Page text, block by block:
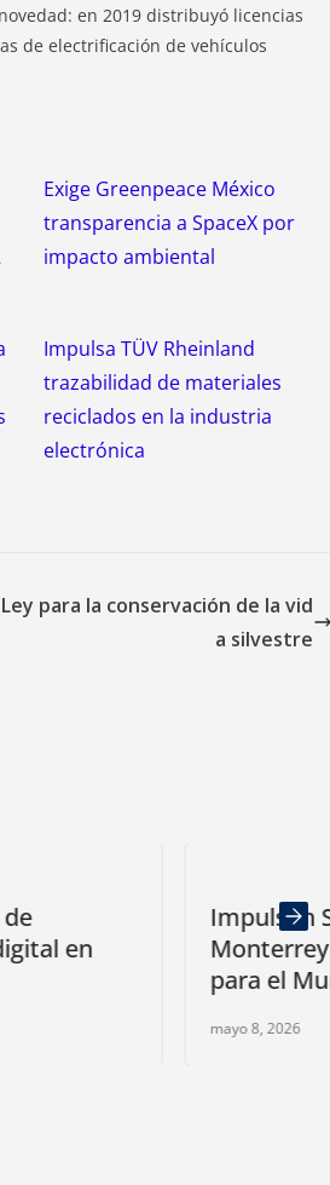
en 2019 distribuyó licencias
de electrificación de vehículos
Exige Greenpeace México
transparencia a SpaceX por
impacto ambiental
Impulsa TÜV Rheinland
trazabilidad de materiales
reciclados en la industria
electrónica
para la conservación de la vid
a silvestre
San Pedro y el Tec de
movilidad autónoma